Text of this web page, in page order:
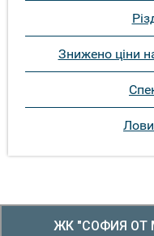
Знижено ціни